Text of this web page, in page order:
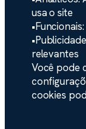
usa o site
•Funcionais:
•
relevantes
Você pode
cookies